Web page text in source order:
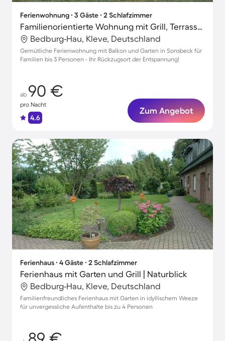
Ferienwohnung ∙ 3 Gäste ∙ 2 Schlafzimmer
Familienorientierte Wohnung mit Grill, Terrasse und Garten
Bedburg-Hau, Kleve, Deutschland
Gemütliche Ferienwohnung mit Balkon und Garten in Sonsbeck für
Familien bis 3 Personen - Ihr Rückzugsort der Entspannung!
ab 90 €
pro Nacht
4.6
Zum Angebot
Ferienhaus ∙ 4 Gäste ∙ 2 Schlafzimmer
Ferienhaus mit Garten und Grill | Naturblick
Bedburg-Hau, Kleve, Deutschland
Familienfreundliches Ferienhaus mit Garten in idyllischem Weeze
für unvergessliche Aufenthalte bis zu 4 Personen